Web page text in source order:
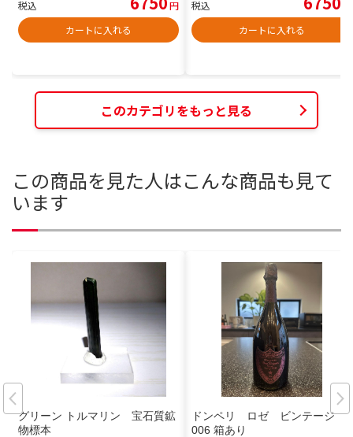
税込
円
カートに入れる
税込
カートに入れる
このカテゴリをもっと見る
この商品を見た人はこんな商品も見て
います
グリーン トルマリン 宝石質鉱
物標本
ドンペリ ロゼ ビンテージ 2
006 箱あり